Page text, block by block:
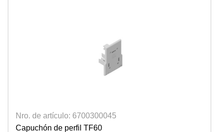
Nro. de artículo: 6700300045
Capuchón de perfil TF60